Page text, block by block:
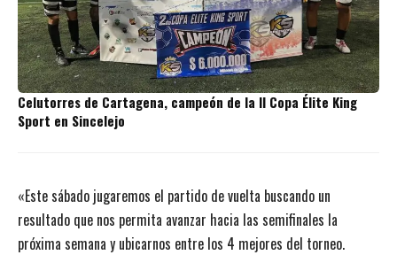
Celutorres de Cartagena, campeón de la II Copa Élite King
Sport en Sincelejo
«Este sábado jugaremos el partido de vuelta buscando un
resultado que nos permita avanzar hacia las semifinales la
próxima semana y ubicarnos entre los 4 mejores del torneo.